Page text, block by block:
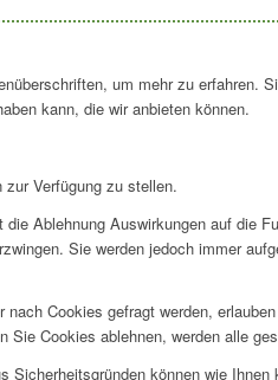
um mehr zu erfahren.
kann, die wir anbieten können.
Verfügung zu stellen.
Ablehnung Auswirkungen auf die
Sie werden jedoch immer
Cookies gefragt werden,
Cookies ablehnen, werden alle
können wie